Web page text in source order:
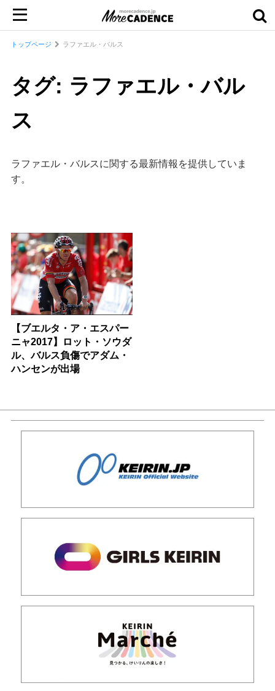
トップページ ラファエル・バルス
タグ: ラファエル・バル
ス
ラファエル・バルスに関する最新情報を提供していま
す。
【ブエルタ・ア・エスパー
ニャ2017】ロット・ソウダ
ル、バルス負傷でアダム・
ハンセンが出場